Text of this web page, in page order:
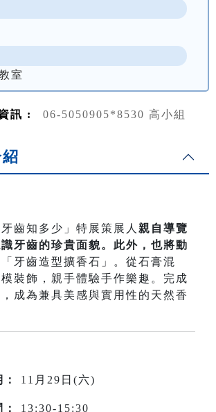
室
訊 : 06-5050905*8530 高小組
齒知多少」特展策展人 親自導覽
牙齒的珍貴面貌。此外，也將動
「牙齒造型擴香石」。從石膏混
裝飾，親手體驗手作樂趣。完成
成為兼具美感與實用性的天然香
11月29日(六)
13:30-15:30